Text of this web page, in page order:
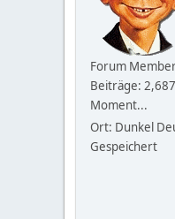
Forum
Beiträge: 2,687
Moment...
Ort: Dunkel
Gespeichert